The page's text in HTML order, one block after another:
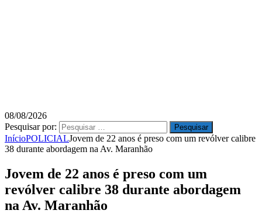
08/08/2026
Pesquisar por:
InícioPOLICIALJovem de 22 anos é preso com um revólver calibre
38 durante abordagem na Av. Maranhão
Jovem de 22 anos é preso com um
revólver calibre 38 durante abordagem
na Av. Maranhão